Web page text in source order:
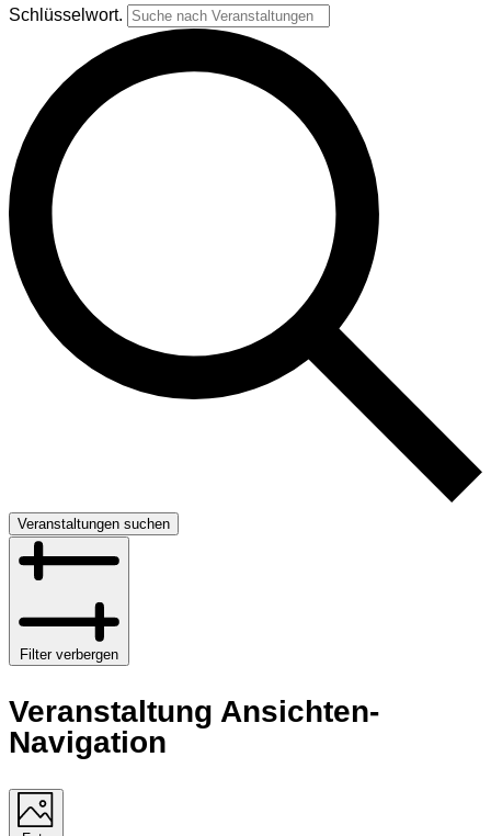
Schlüsselwort.
Veranstaltungen suchen
Filter verbergen
Veranstaltung Ansichten-
Navigation